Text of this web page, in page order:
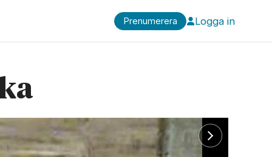
Prenumerera Logga in